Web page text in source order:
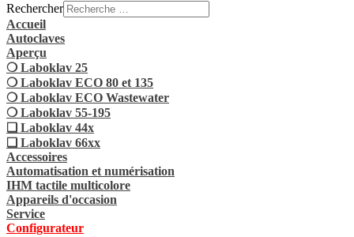
Rechercher
Accueil
Autoclaves
Aperçu
❍ Laboklav 25
❍ Laboklav ECO 80 et 135
❍ Laboklav ECO Wastewater
❍ Laboklav 55-195
❏ Laboklav 44x
❏ Laboklav 66xx
Accessoires
Automatisation et numérisation
IHM tactile multicolore
Appareils d'occasion
Service
Configurateur